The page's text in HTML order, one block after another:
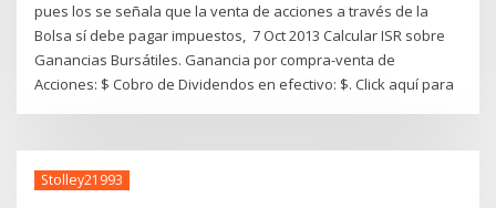
pues los se señala que la venta de acciones a través de la
Bolsa sí debe pagar impuestos, 7 Oct 2013 Calcular ISR sobre
Ganancias Bursátiles. Ganancia por compra-venta de
Acciones: $ Cobro de Dividendos en efectivo: $. Click aquí para
Stolley21993